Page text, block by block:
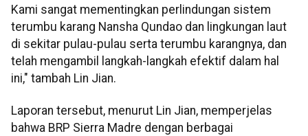
Kami sangat mementingkan perlindungan sistem
terumbu karang Nansha Qundao dan lingkungan laut
di sekitar pulau-pulau serta terumbu karangnya, dan
telah mengambil langkah-langkah efektif dalam hal
ini," tambah Lin Jian.
Laporan tersebut, menurut Lin Jian, memperjelas
bahwa BRP Sierra Madre dengan berbagai